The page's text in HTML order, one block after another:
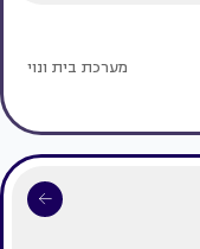
מערכת בית ונוי